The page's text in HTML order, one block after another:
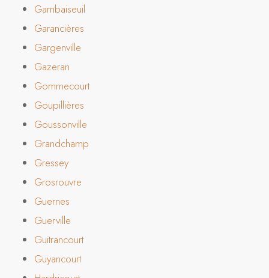
Gambaiseuil
Garancières
Gargenville
Gazeran
Gommecourt
Goupillières
Goussonville
Grandchamp
Gressey
Grosrouvre
Guernes
Guerville
Guitrancourt
Guyancourt